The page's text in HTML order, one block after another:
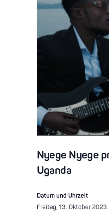
Nyege Nyege
Uganda
Datum und Uhrzeit
Freitag, 13. Oktober 2023